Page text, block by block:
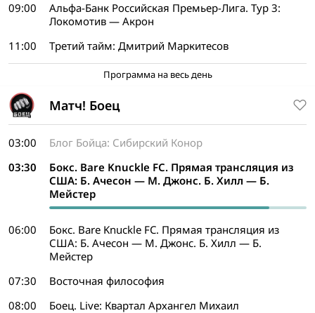
09:00
Альфа-Банк Российская Премьер-Лига. Тур 3:
Локомотив — Акрон
11:00
Третий тайм: Дмитрий Маркитесов
Программа на весь день
Матч! Боец
03:00
Блог Бойца: Сибирский Конор
03:30
Бокс. Bare Knuckle FC. Прямая трансляция из
США: Б. Ачесон — М. Джонс. Б. Хилл — Б.
Мейстер
06:00
Бокс. Bare Knuckle FC. Прямая трансляция из
США: Б. Ачесон — М. Джонс. Б. Хилл — Б.
Мейстер
07:30
Восточная философия
08:00
Боец. Live: Квартал Архангел Михаил